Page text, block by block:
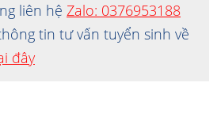
liên hệ Zalo: 0376953188
tin tư vấn tuyển sinh về
đây